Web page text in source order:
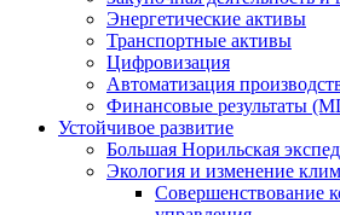
Энергетические активы
Транспортные активы
Цифровизация
Автоматизация
Финансовые результаты
Устойчивое развитие
Большая Норильская
Экология и изменение
Совершенствование